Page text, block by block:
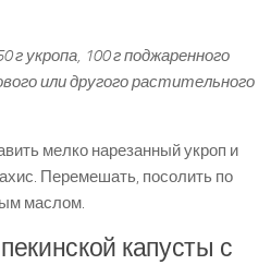
г укропа, 100 г поджаренного
или другого растительного
мелко нарезанный укроп и
Перемешать, посолить по
маслом.
капусты с